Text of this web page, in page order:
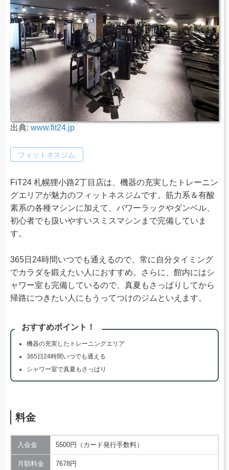
出典: www.fit24.jp
フィットネスジム
FiT24 札幌狸小路2丁目店は、機器の充実したトレーニン
グエリアが魅力のフィットネスジムです。筋力系＆有酸
素系の各種マシンに加えて、パワーラックやダンベル、
初心者でも扱いやすいスミスマシンまで完備していま
す。
365日24時間いつでも通えるので、常に自分タイミング
でカラダを鍛えたい人におすすめ。さらに、館内にはシ
ャワー室も完備しているので、真夏もさっぱりしてから
帰路につきたい人にもうってつけのジムといえます。
おすすめポイント！
機器の充実したトレーニングエリア
365日24時間いつでも通える
シャワー室で真夏もさっぱり
料金
入会金 5500円（カード発行手数料）
月額料金 7678円